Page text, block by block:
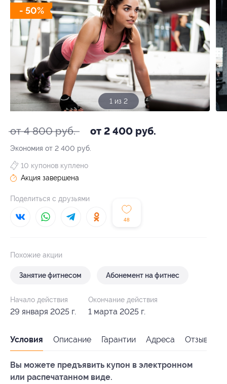
- 50%
1 из 2
от 4 800 руб. от 2 400 руб.
Экономия от 2 400 руб.
48
10 купонов куплено
Акция завершена
Поделиться с друзьями
Похожие акции
Занятие фитнесом Абонемент на фитнес
Начало действия
29 января 2025 г.
Окончание действия
1 марта 2025 г.
Условия Описание Гарантии Адреса Отзывы
Вы можете предъявить купон в электронном
или распечатанном виде.